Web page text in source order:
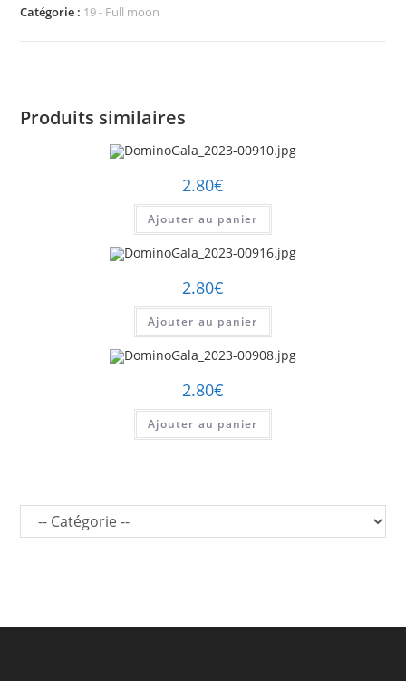
Catégorie : 19 - Full moon
Produits similaires
2.80€
Ajouter au panier
2.80€
Ajouter au panier
2.80€
Ajouter au panier